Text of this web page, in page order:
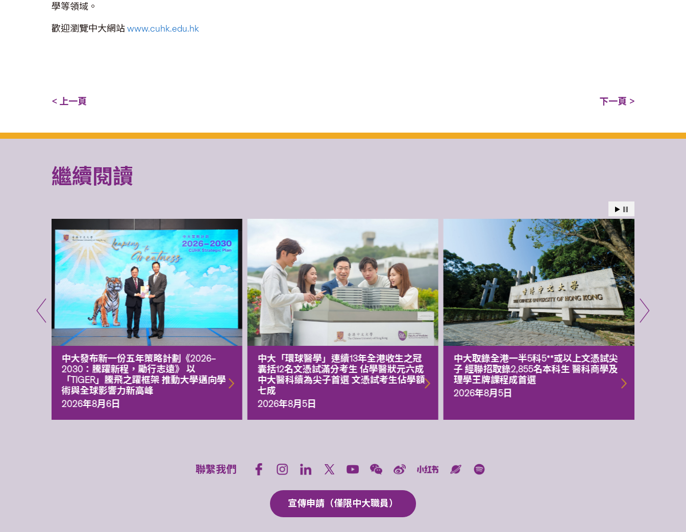
學等領域。
歡迎瀏覽中大網站www.cuhk.edu.hk
< 上一頁 下一頁 >
繼續閱讀
中大發布新一份五年策略計劃《2026‒
2030：騰躍新程，勵行志遠》 以
「TIGER」騰飛之躍框架 推動大學邁向學
術與全球影響力新高峰
2026年8月6日
中大「環球醫學」連續13年全港收生之冠
囊括12名文憑試滿分考生 佔學醫狀元六成
中大醫科續為尖子首選 文憑試考生佔學額
七成
2026年8月5日
中大取錄全港一半5科5**或以上文憑試尖
子 經聯招取錄2,855名本科生 醫科商學及
理學王牌課程成首選
2026年8月5日
聯繫我們
宣傳申請（僅限中大職員）